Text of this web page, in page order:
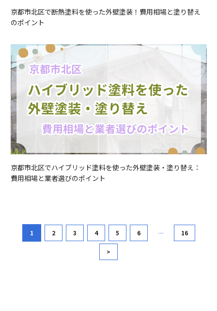
京都市北区で断熱塗料を使った外壁塗装！費用相場と塗り替え
のポイント
京都市北区でハイブリッド塗料を使った外壁塗装・塗り替え：
費用相場と業者選びのポイント
1 2 3 4 5 6 … 16
>